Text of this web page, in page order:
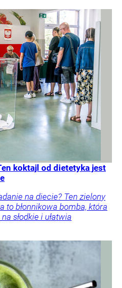
koktajl od dietetyka jest
na diecie? Ten zielony
to błonnikowa bomba, która
słodkie i ułatwia